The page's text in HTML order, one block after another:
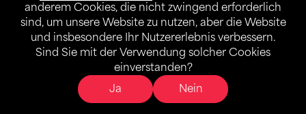
anderem Cookies, die nicht zwingend erforderlich
sind, um unsere Website zu nutzen, aber die Website
und insbesondere Ihr Nutzererlebnis verbessern.
Sind Sie mit der Verwendung solcher Cookies
einverstanden?
Ja
Nein